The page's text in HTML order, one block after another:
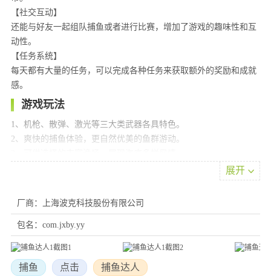
【社交互动】
还能与好友一起组队捕鱼或者进行比赛，增加了游戏的趣味性和互
动性。
【任务系统】
每天都有大量的任务，可以完成各种任务来获取额外的奖励和成就
感。
游戏玩法
1、机枪、散弹、激光等三大类武器各具特色。
2、爽快的捕鱼体验，更自然优美的鱼群游动。
1、在本站免费下载捕鱼达人1经典原版，点击“开始游戏”；
2、进入游戏后，我们可以调节炮台等级，如下图所示；
3、而在屏幕的上方我们可以看到经验条，当经验满时则可以进入
展开
厂商：上海波克科技股份有限公司
包名：com.jxby.yy
捕鱼 点击 捕鱼达人